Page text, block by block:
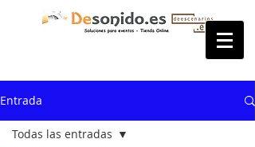
Entrada
Todas las entradas